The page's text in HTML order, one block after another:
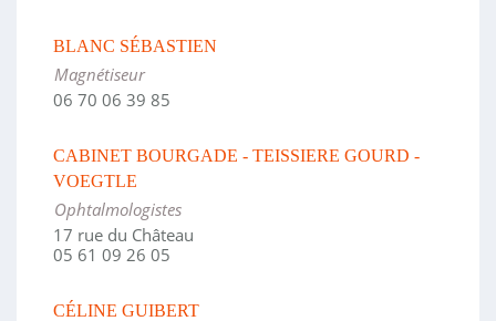
BLANC SÉBASTIEN
Magnétiseur
06 70 06 39 85
CABINET BOURGADE - TEISSIERE GOURD -
VOEGTLE
Ophtalmologistes
17 rue du Château
05 61 09 26 05
CÉLINE GUIBERT